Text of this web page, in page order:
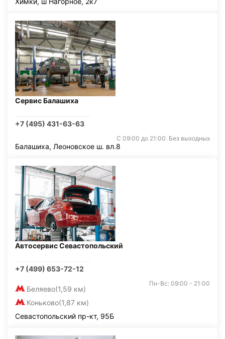
Сервис Балашиха
+7 (495) 431-63-63
С 09:00 до 21:00. Без выходных
Балашиха, Леоновское ш. вл.8
Автосервис Севастопольский
+7 (499) 653-72-12
Беляево(1,59 км)
Коньково(1,87 км)
Пн-Вс: 09:00 - 21:00
Севастопольский пр-кт, 95Б